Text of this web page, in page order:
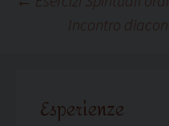
Incontro
Esperienze